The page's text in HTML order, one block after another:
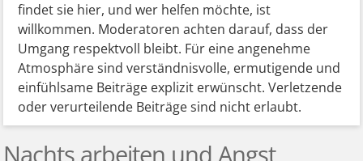
findet sie hier, und wer helfen möchte, ist
willkommen. Moderatoren achten darauf, dass der
Umgang respektvoll bleibt. Für eine angenehme
Atmosphäre sind verständnisvolle, ermutigende und
einfühlsame Beiträge explizit erwünscht. Verletzende
oder verurteilende Beiträge sind nicht erlaubt.
Nachts arbeiten und Angst